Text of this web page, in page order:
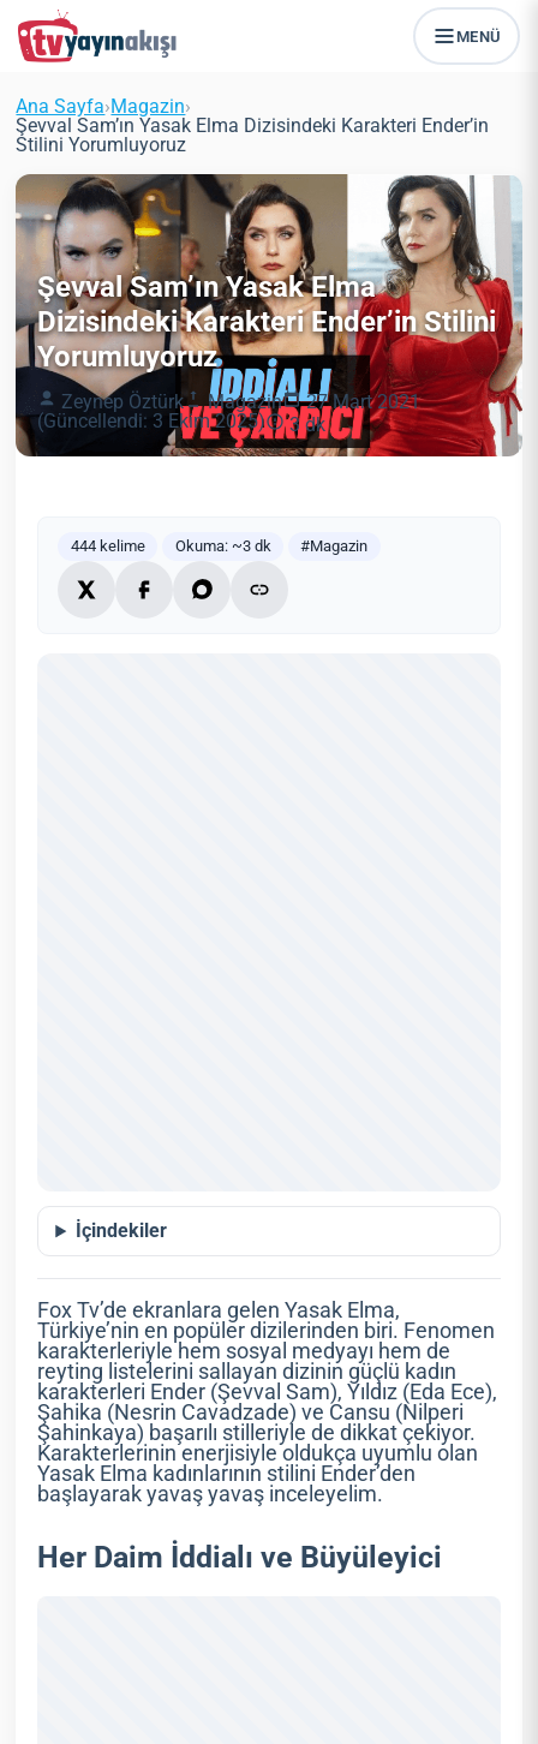
MENÜ
Ana Sayfa›Magazin›
Şevval Sam’ın Yasak Elma Dizisindeki Karakteri Ender’in
Stilini Yorumluyoruz
Şevval Sam’ın Yasak Elma
Dizisindeki Karakteri Ender’in Stilini
Yorumluyoruz
Zeynep Öztürk Magazin
27 Mart 2021
(Güncellendi: 3 Ekim 2025)
3 dk
444 kelime Okuma: ~3 dk #Magazin
İçindekiler
Fox Tv’de ekranlara gelen Yasak Elma,
Türkiye’nin en popüler dizilerinden biri. Fenomen
karakterleriyle hem sosyal medyayı hem de
reyting listelerini sallayan dizinin güçlü kadın
karakterleri Ender (Şevval Sam), Yıldız (Eda Ece),
Şahika (Nesrin Cavadzade) ve Cansu (Nilperi
Şahinkaya) başarılı stilleriyle de dikkat çekiyor.
Karakterlerinin enerjisiyle oldukça uyumlu olan
Yasak Elma kadınlarının stilini Ender’den
başlayarak yavaş yavaş inceleyelim.
Her Daim İddialı ve Büyüleyici